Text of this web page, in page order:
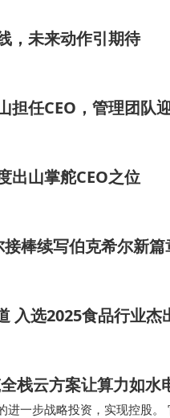
，未来动作引期待
担任CEO，管理团队
出山掌舵CEO之位
棒续写伯克希尔新篇
入选2025食品行业杰
栈云方案让算力如水
一步战略投资，实现控股。